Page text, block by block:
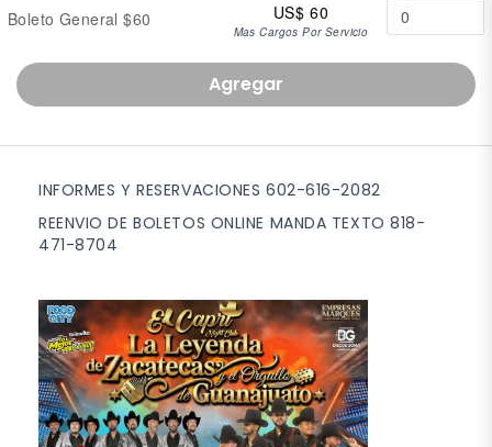
Boleto General $60 US$ 60
Mas Cargos Por Servicio
Agregar
INFORMES Y RESERVACIONES 602-616-2082
REENVIO DE BOLETOS ONLINE MANDA TEXTO 818-
471-8704